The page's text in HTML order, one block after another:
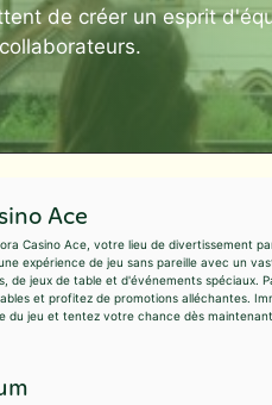
de créer un esprit
collaborateurs.
Ace
Casino Ace, votre lieu de divertissement
expérience de jeu sans pareille avec un
de jeux de table et d'événements spéciaux.
et profitez de promotions alléchantes.
du jeu et tentez votre chance dès